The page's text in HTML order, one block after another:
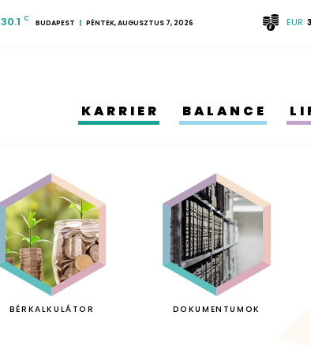
30.1 C BUDAPEST PÉNTEK, AUGUSZTUS 7, 2026 EUR
KARRIER BALANCE
BÉRKALKULÁTOR DOKUMENTUMOK